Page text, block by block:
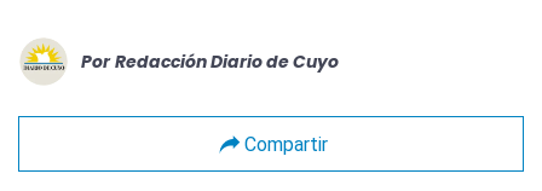
Por Redacción Diario de Cuyo
Compartir